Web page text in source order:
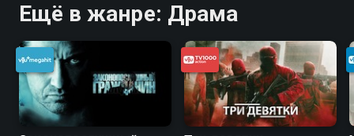
Ещё в жанре: Драма